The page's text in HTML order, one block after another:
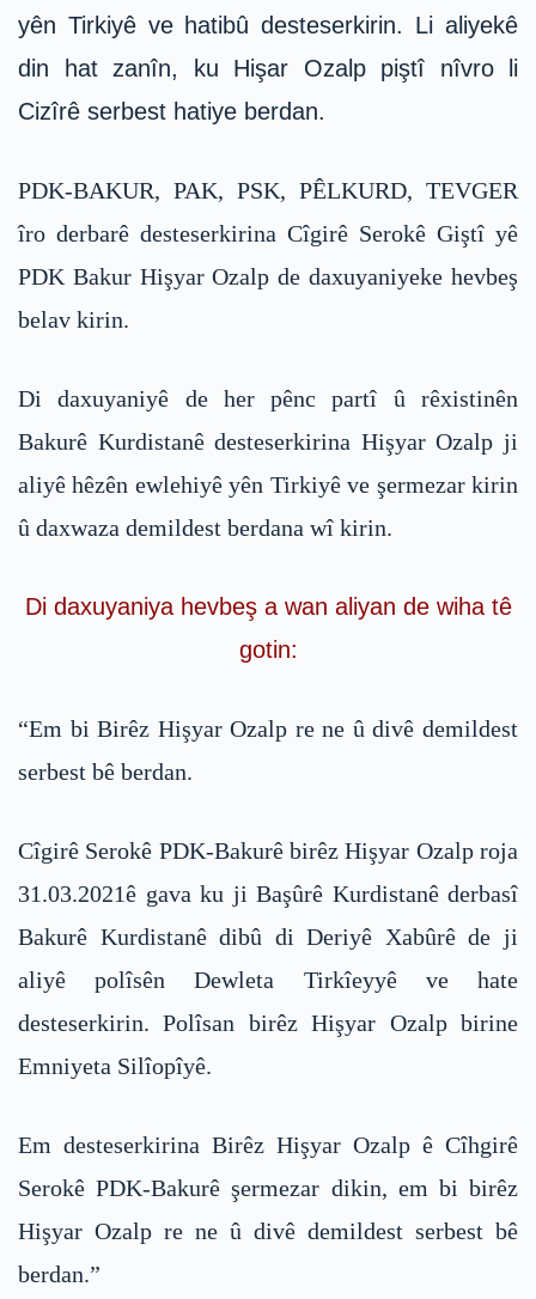
yên Tirkiyê ve hatibû desteserkirin. Li aliyekê
din hat zanîn, ku Hişar Ozalp piştî nîvro li
Cizîrê serbest hatiye berdan.
PDK-BAKUR, PAK, PSK, PÊLKURD, TEVGER
îro derbarê desteserkirina Cîgirê Serokê Giştî yê
PDK Bakur Hişyar Ozalp de daxuyaniyeke hevbeş
belav kirin.
Di daxuyaniyê de her pênc partî û rêxistinên
Bakurê Kurdistanê desteserkirina Hişyar Ozalp ji
aliyê hêzên ewlehiyê yên Tirkiyê ve şermezar kirin
û daxwaza demildest berdana wî kirin.
Di daxuyaniya hevbeş a wan aliyan de wiha tê
gotin:
“Em bi Birêz Hişyar Ozalp re ne û divê demildest
serbest bê berdan.
Cîgirê Serokê PDK-Bakurê birêz Hişyar Ozalp roja
31.03.2021ê gava ku ji Başûrê Kurdistanê derbasî
Bakurê Kurdistanê dibû di Deriyê Xabûrê de ji
aliyê polîsên Dewleta Tirkîeyyê ve hate
desteserkirin. Polîsan birêz Hişyar Ozalp birine
Emniyeta Silîopîyê.
Em desteserkirina Birêz Hişyar Ozalp ê Cîhgirê
Serokê PDK-Bakurê şermezar dikin, em bi birêz
Hişyar Ozalp re ne û divê demildest serbest bê
berdan.”